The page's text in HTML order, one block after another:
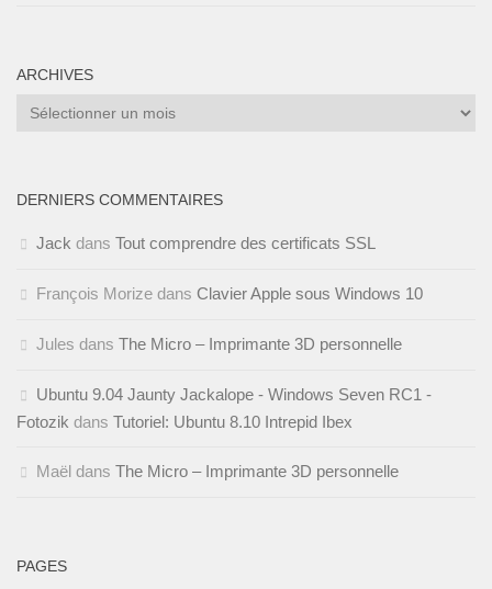
ARCHIVES
Archives
DERNIERS COMMENTAIRES
Jack dans Tout comprendre des certificats SSL
François Morize dans Clavier Apple sous Windows 10
Jules dans The Micro – Imprimante 3D personnelle
Ubuntu 9.04 Jaunty Jackalope - Windows Seven RC1 -
Fotozik dans Tutoriel: Ubuntu 8.10 Intrepid Ibex
Maël dans The Micro – Imprimante 3D personnelle
PAGES